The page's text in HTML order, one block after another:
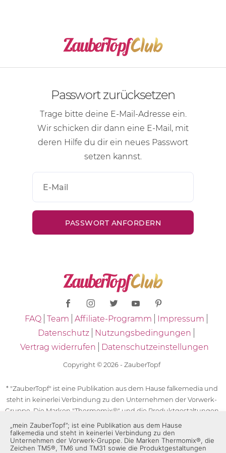
Passwort zurücksetzen
Trage bitte deine E-Mail-Adresse ein.
Wir schicken dir dann eine E-Mail , mit
deren Hilfe du dir ein neues Passwort
setzen kannst.
FAQ Team Affiliate-Programm
Impressum
Datenschutz
Nutzungsbedingungen
Vertrag widerrufen
Datenschutzeinstellungen
Copyright © 2026 - ZauberTopf
* "ZauberTopf" ist eine Publikation aus dem Hause falkemedia und
steht in keinerlei Verbindung zu den Unternehmen der Vorwerk-
Gruppe. Die Marken "Thermomix®" und die Produktgestaltungen
des "Thermomix®" sind eingetragene Marken der Unternehmen
der Vorwerk-Gruppe. Die Marken Thermomix®, die Zeichen TM5®,
TM6 und TM31 sowie die Produktgestaltungen des Thermomix®
„mein ZauberTopf”; ist eine Publikation aus dem Hause
falkemedia und steht in keinerlei Verbindung zu den
Unternehmen der Vorwerk-Gruppe. Die Marken Thermomix®, die
Zeichen TM5®, TM6 und TM31 sowie die Produktgestaltungen